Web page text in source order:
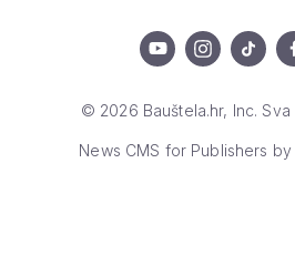
© 2026 Bauštela.hr, Inc.
News CMS for Publishers by